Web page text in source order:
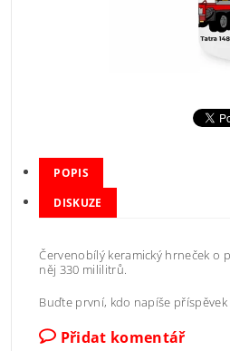
POPIS
DISKUZE
Červenobílý keramický hrneček o
něj 330 mililitrů.
Buďte první, kdo napíše
Přidat komentář